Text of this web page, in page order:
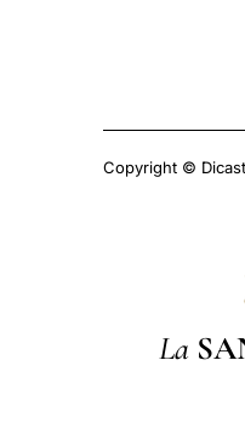
Copyright ©
La